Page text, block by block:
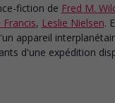
fiction de Fred M.
Francis, Leslie Nielsen.
appareil
d'une expédition